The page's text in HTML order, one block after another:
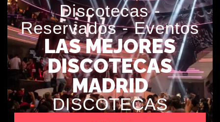
Discotecas -
Reservados - Eventos
LAS MEJORES
DISCOTECAS
MADRID
DISCOTECAS